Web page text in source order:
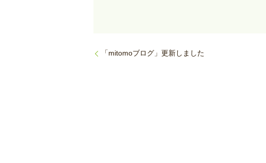
「mitomoブログ」更新しました